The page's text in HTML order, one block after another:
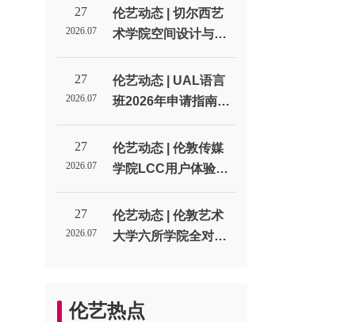
么？值不值得读？_伦
敦艺术大学北京招生
27
2026.07
伦艺动态 | 切尔西艺
术学院空间设计与室
内设计专业深度解读_
伦敦艺术大学北京招
生代表处
27
2026.07
伦艺动态 | UAL语言
班2026年申请指南：
通过率、费用与课程
类型_伦敦艺术大学北
京招生代表处
27
2026.07
伦艺动态 | 伦敦传媒
学院LCC用户体验设
计UX专业申请全解析
_伦敦艺术大学北京招
生代表处
27
2026.07
伦艺动态 | 伦敦艺术
大学六所学院全对
北京招生代表处
伦艺热点